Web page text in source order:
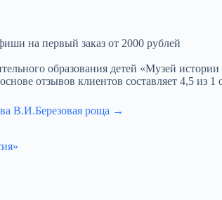
на первый заказ от 2000 рублей
образования детей «Музей
отзывов клиентов составляет 4,5 из
В.И.Березовая роща →